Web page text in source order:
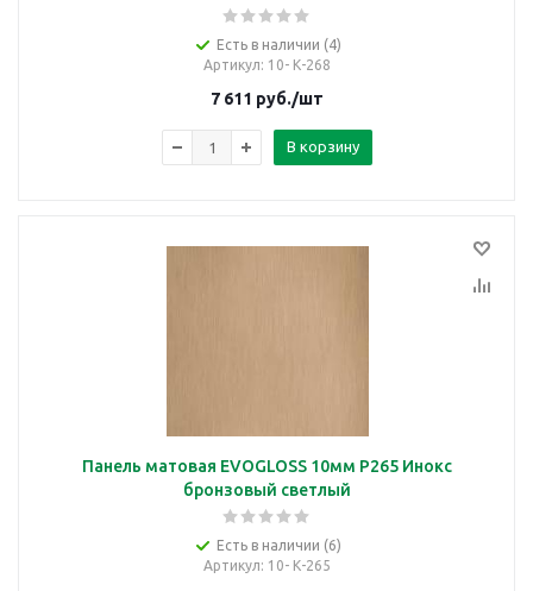
Есть в наличии (4)
Артикул: 10- К-268
7 611 руб./шт
В корзину
Панель матовая EVOGLOSS 10мм P265 Инокс
бронзовый светлый
Есть в наличии (6)
Артикул: 10- К-265